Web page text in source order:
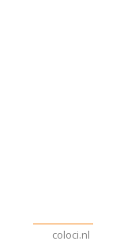
coloci.nl